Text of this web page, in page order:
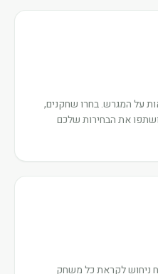
על המגרש. בחרו שחקנים,
את הבחירות שלכם
ניחוש לקראת כל משחק